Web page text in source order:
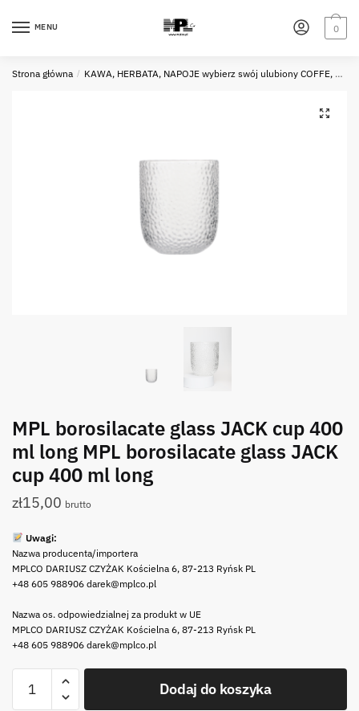
MENU 0
Strona główna / KAWA, HERBATA, NAPOJE wybierz swój ulubiony COFFE, TEA, DRINKS choose your favourite one
MPL borosilacate glass JACK cup 400
ml long MPL borosilacate glass JACK
cup 400 ml long
zł15,00 brutto
Uwagi:
Nazwa producenta/importera
MPLCO DARIUSZ CZYŻAK Kościelna 6, 87-213 Ryńsk PL
+48 605 988906 darek@mplco.pl
Nazwa os. odpowiedzialnej za produkt w UE
MPLCO DARIUSZ CZYŻAK Kościelna 6, 87-213 Ryńsk PL
+48 605 988906 darek@mplco.pl
MPL
Dodaj do koszyka